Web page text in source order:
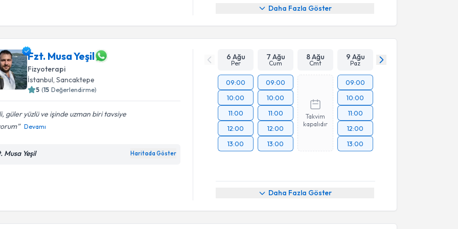
Daha Fazla Göster
Fzt. Musa Yeşil
Fizyoterapi
İstanbul, Sancaktepe
5 (15 Değerlendirme)
güler yüzlü ve işinde uzman biri tavsiye
Devamı
Musa Yeşil Haritada Göster
6 Ağu
Per
7 Ağu
Cum
8 Ağu
Cmt
9 Ağu
Paz
09:00
10:00
11:00
12:00
13:00
09:00
10:00
11:00
12:00
13:00
Takvim
kapalıdır
09:00
10:00
11:00
12:00
13:00
Daha Fazla Göster